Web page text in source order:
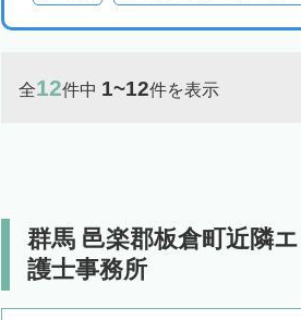
全12件中 1~12件を表示
群馬 邑楽郡板倉町近隣
護士事務所